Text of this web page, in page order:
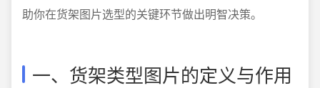
助你在货架图片选型的关键环节做出明智决策。
一、货架类型图片的定义与作用